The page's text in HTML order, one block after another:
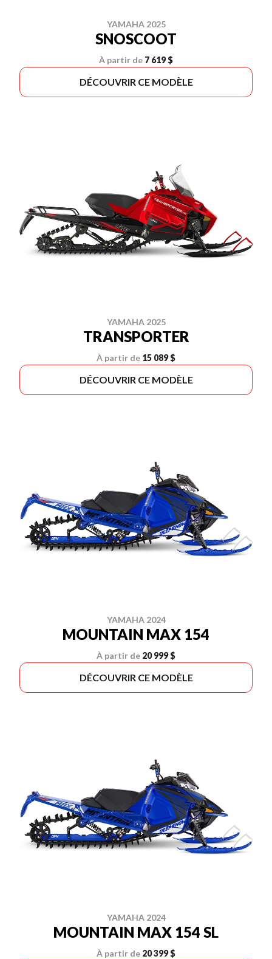
YAMAHA 2025
SNOSCOOT
À partir de 7 619 $
DÉCOUVRIR CE MODÈLE
YAMAHA 2025
TRANSPORTER
À partir de 15 089 $
DÉCOUVRIR CE MODÈLE
YAMAHA 2024
MOUNTAIN MAX 154
À partir de 20 999 $
DÉCOUVRIR CE MODÈLE
YAMAHA 2024
MOUNTAIN MAX 154 SL
À partir de 20 399 $